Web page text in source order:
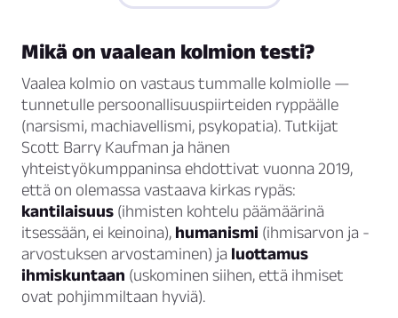
Mikä on vaalean kolmion testi?
Vaalea kolmio on vastaus tummalle kolmiolle —
tunnetulle persoonallisuuspiirteiden ryppäälle
(narsismi, machiavellismi, psykopatia). Tutkijat
Scott Barry Kaufman ja hänen
yhteistyökumppaninsa ehdottivat vuonna 2019,
että on olemassa vastaava kirkas rypäs:
kantilaisuus (ihmisten kohtelu päämäärinä
itsessään, ei keinoina), humanismi (ihmisarvon ja -
arvostuksen arvostaminen) ja luottamus
ihmiskuntaan (uskominen siihen, että ihmiset
ovat pohjimmiltaan hyviä).